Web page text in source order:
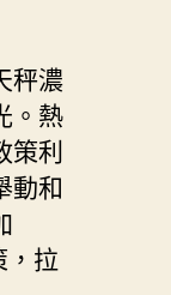
秤濃
。熱
策利
動和
拉